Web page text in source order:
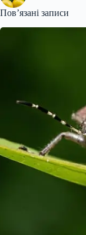
Пов’язані записи